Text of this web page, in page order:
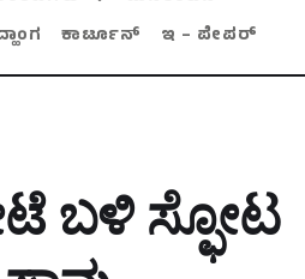
ಕಾರ್ಟೂನ್ ಇ – ಪೇಪರ್
ಬಳಿ ಸ್ಫೋಟ